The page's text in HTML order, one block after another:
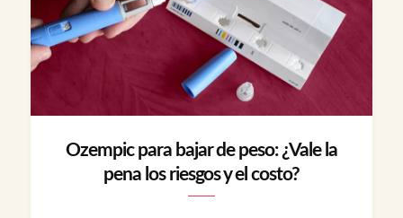
Ozempic para bajar de peso: ¿Vale la
pena los riesgos y el costo?